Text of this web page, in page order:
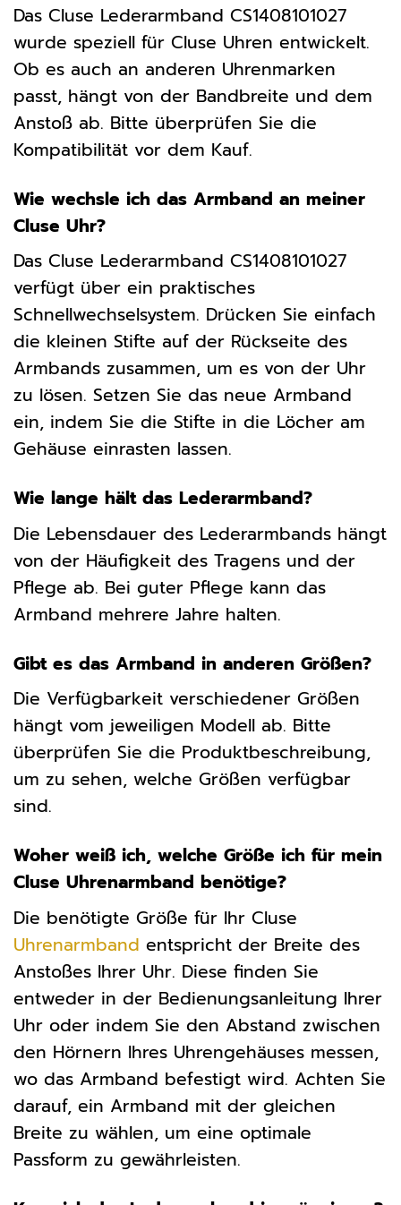
Das Cluse Lederarmband CS1408101027
wurde speziell für Cluse Uhren entwickelt.
Ob es auch an anderen Uhrenmarken
passt, hängt von der Bandbreite und dem
Anstoß ab. Bitte überprüfen Sie die
Kompatibilität vor dem Kauf.
Wie wechsle ich das Armband an meiner
Cluse Uhr?
Das Cluse Lederarmband CS1408101027
verfügt über ein praktisches
Schnellwechselsystem. Drücken Sie einfach
die kleinen Stifte auf der Rückseite des
Armbands zusammen, um es von der Uhr
zu lösen. Setzen Sie das neue Armband
ein, indem Sie die Stifte in die Löcher am
Gehäuse einrasten lassen.
Wie lange hält das Lederarmband?
Die Lebensdauer des Lederarmbands hängt
von der Häufigkeit des Tragens und der
Pflege ab. Bei guter Pflege kann das
Armband mehrere Jahre halten.
Gibt es das Armband in anderen Größen?
Die Verfügbarkeit verschiedener Größen
hängt vom jeweiligen Modell ab. Bitte
überprüfen Sie die Produktbeschreibung,
um zu sehen, welche Größen verfügbar
sind.
Woher weiß ich, welche Größe ich für mein
Cluse Uhrenarmband benötige?
Die benötigte Größe für Ihr Cluse
Uhrenarmband entspricht der Breite des
Anstoßes Ihrer Uhr. Diese finden Sie
entweder in der Bedienungsanleitung Ihrer
Uhr oder indem Sie den Abstand zwischen
den Hörnern Ihres Uhrengehäuses messen,
wo das Armband befestigt wird. Achten Sie
darauf, ein Armband mit der gleichen
Breite zu wählen, um eine optimale
Passform zu gewährleisten.